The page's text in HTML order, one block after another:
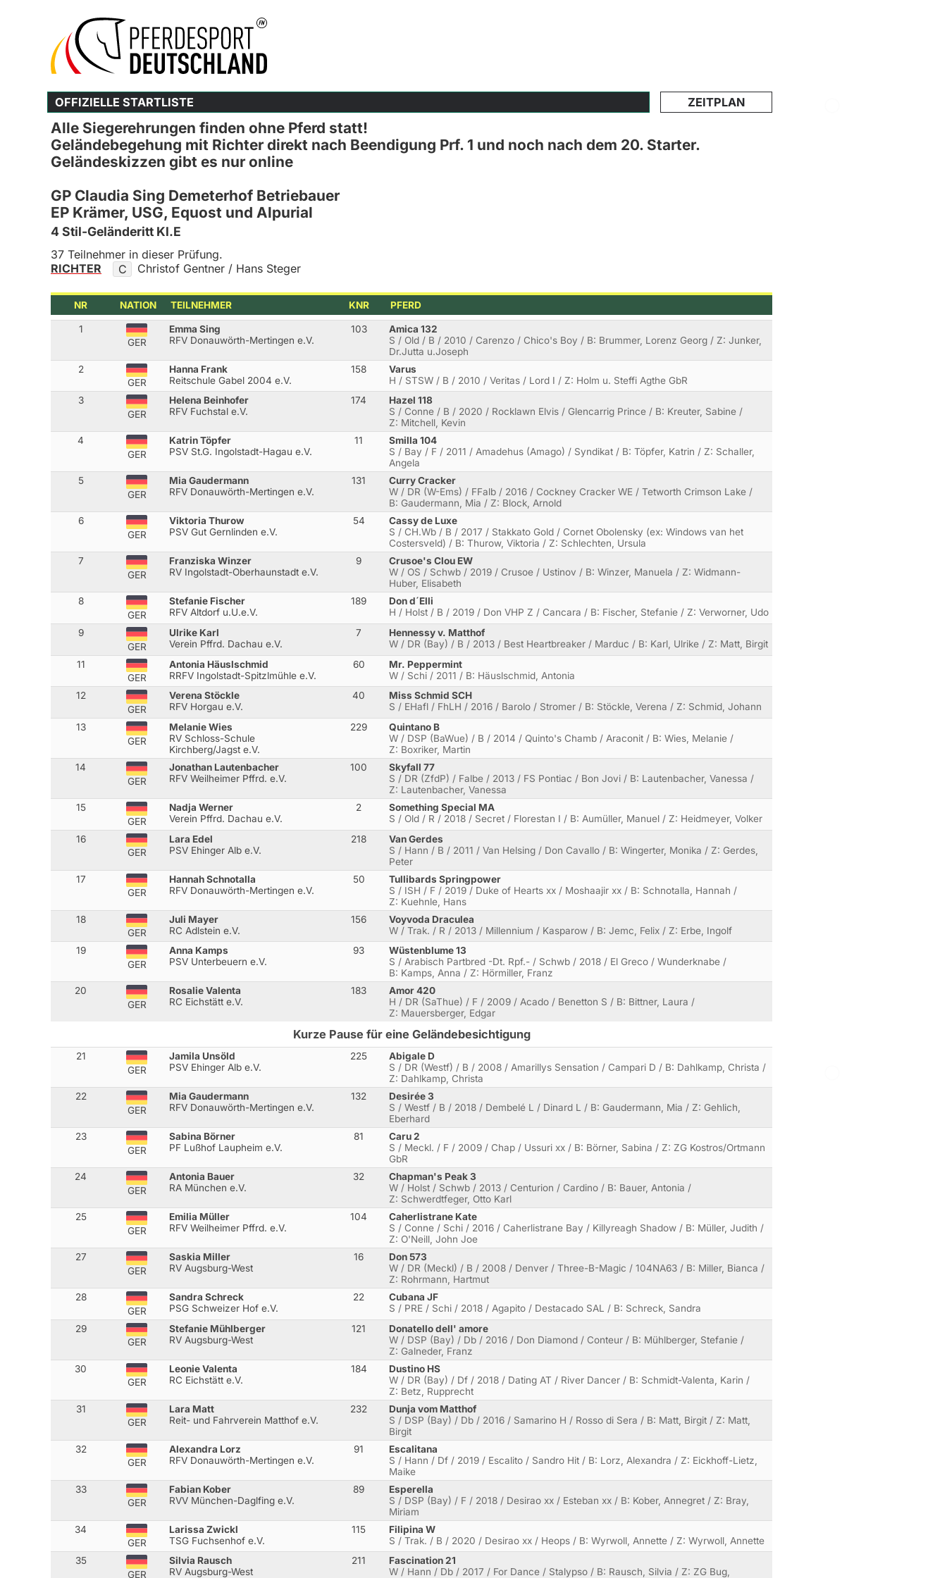
OFFIZIELLE STARTLISTE ZEITPLAN
Alle Siegerehrungen finden ohne Pferd statt!
Geländebegehung mit Richter direkt nach Beendigung Prf. 1 und noch nach dem 20. Starter.
Geländeskizzen gibt es nur online
GP Claudia Sing Demeterhof Betriebauer
EP Krämer, USG, Equost und Alpurial
4 Stil-Geländeritt Kl.E
37 Teilnehmer in dieser Prüfung.
RICHTER
C Christof Gentner / Hans Steger
NR NATION TEILNEHMER KNR PFERD
1
GER
Emma Sing
RFV Donauwörth-Mertingen e.V.
103
Amica 132
S / Old / B / 2010 / Carenzo / Chico's Boy / B: Brummer, Lorenz Georg / Z: Junker,
Dr.Jutta u.Joseph
2
GER
Hanna Frank
Reitschule Gabel 2004 e.V.
158
Varus
H / STSW / B / 2010 / Veritas / Lord I / Z: Holm u. Steffi Agthe GbR
3
GER
Helena Beinhofer
RFV Fuchstal e.V.
174
Hazel 118
S / Conne / B / 2020 / Rocklawn Elvis / Glencarrig Prince / B: Kreuter, Sabine /
Z: Mitchell, Kevin
4
GER
Katrin Töpfer
PSV St.G. Ingolstadt-Hagau e.V.
11
Smilla 104
S / Bay / F / 2011 / Amadehus (Amago) / Syndikat / B: Töpfer, Katrin / Z: Schaller,
Angela
5
GER
Mia Gaudermann
RFV Donauwörth-Mertingen e.V.
131
Curry Cracker
W / DR (W-Ems) / FFalb / 2016 / Cockney Cracker WE / Tetworth Crimson Lake /
B: Gaudermann, Mia / Z: Block, Arnold
6
GER
Viktoria Thurow
PSV Gut Gernlinden e.V.
54
Cassy de Luxe
S / CH.Wb / B / 2017 / Stakkato Gold / Cornet Obolensky (ex: Windows van het
Costersveld) / B: Thurow, Viktoria / Z: Schlechten, Ursula
7
GER
Franziska Winzer
RV Ingolstadt-Oberhaunstadt e.V.
9
Crusoe's Clou EW
W / OS / Schwb / 2019 / Crusoe / Ustinov / B: Winzer, Manuela / Z: Widmann-
Huber, Elisabeth
8
GER
Stefanie Fischer
RFV Altdorf u.U.e.V.
189
Don d´Elli
H / Holst / B / 2019 / Don VHP Z / Cancara / B: Fischer, Stefanie / Z: Verworner, Udo
9
GER
Ulrike Karl
Verein Pffrd. Dachau e.V.
7
Hennessy v. Matthof
W / DR (Bay) / B / 2013 / Best Heartbreaker / Marduc / B: Karl, Ulrike / Z: Matt, Birgit
11
GER
Antonia Häuslschmid
RRFV Ingolstadt-Spitzlmühle e.V.
60
Mr. Peppermint
W / Schi / 2011 / B: Häuslschmid, Antonia
12
GER
Verena Stöckle
RFV Horgau e.V.
40
Miss Schmid SCH
S / EHafl / FhLH / 2016 / Barolo / Stromer / B: Stöckle, Verena / Z: Schmid, Johann
13
GER
Melanie Wies
RV Schloss-Schule
Kirchberg/Jagst e.V.
229
Quintano B
W / DSP (BaWue) / B / 2014 / Quinto's Chamb / Araconit / B: Wies, Melanie /
Z: Boxriker, Martin
14
GER
Jonathan Lautenbacher
RFV Weilheimer Pffrd. e.V.
100
Skyfall 77
S / DR (ZfdP) / Falbe / 2013 / FS Pontiac / Bon Jovi / B: Lautenbacher, Vanessa /
Z: Lautenbacher, Vanessa
15
GER
Nadja Werner
Verein Pffrd. Dachau e.V.
2
Something Special MA
S / Old / R / 2018 / Secret / Florestan I / B: Aumüller, Manuel / Z: Heidmeyer, Volker
16
GER
Lara Edel
PSV Ehinger Alb e.V.
218
Van Gerdes
S / Hann / B / 2011 / Van Helsing / Don Cavallo / B: Wingerter, Monika / Z: Gerdes,
Peter
17
GER
Hannah Schnotalla
RFV Donauwörth-Mertingen e.V.
50
Tullibards Springpower
S / ISH / F / 2019 / Duke of Hearts xx / Moshaajir xx / B: Schnotalla, Hannah /
Z: Kuehnle, Hans
18
GER
Juli Mayer
RC Adlstein e.V.
156
Voyvoda Draculea
W / Trak. / R / 2013 / Millennium / Kasparow / B: Jemc, Felix / Z: Erbe, Ingolf
19
GER
Anna Kamps
PSV Unterbeuern e.V.
93
Wüstenblume 13
S / Arabisch Partbred -Dt. Rpf.- / Schwb / 2018 / El Greco / Wunderknabe /
B: Kamps, Anna / Z: Hörmiller, Franz
20
GER
Rosalie Valenta
RC Eichstätt e.V.
183
Amor 420
H / DR (SaThue) / F / 2009 / Acado / Benetton S / B: Bittner, Laura /
Z: Mauersberger, Edgar
Kurze Pause für eine Geländebesichtigung
21
GER
Jamila Unsöld
PSV Ehinger Alb e.V.
225
Abigale D
S / DR (Westf) / B / 2008 / Amarillys Sensation / Campari D / B: Dahlkamp, Christa /
Z: Dahlkamp, Christa
22
GER
Mia Gaudermann
RFV Donauwörth-Mertingen e.V.
132
Desirée 3
S / Westf / B / 2018 / Dembelé L / Dinard L / B: Gaudermann, Mia / Z: Gehlich,
Eberhard
23
GER
Sabina Börner
PF Lußhof Laupheim e.V.
81
Caru 2
S / Meckl. / F / 2009 / Chap / Ussuri xx / B: Börner, Sabina / Z: ZG Kostros/Ortmann
GbR
24
GER
Antonia Bauer
RA München e.V.
32
Chapman's Peak 3
W / Holst / Schwb / 2013 / Centurion / Cardino / B: Bauer, Antonia /
Z: Schwerdtfeger, Otto Karl
25
GER
Emilia Müller
RFV Weilheimer Pffrd. e.V.
104
Caherlistrane Kate
S / Conne / Schi / 2016 / Caherlistrane Bay / Killyreagh Shadow / B: Müller, Judith /
Z: O'Neill, John Joe
27
GER
Saskia Miller
RV Augsburg-West
16
Don 573
W / DR (Meckl) / B / 2008 / Denver / Three-B-Magic / 104NA63 / B: Miller, Bianca /
Z: Rohrmann, Hartmut
28
GER
Sandra Schreck
PSG Schweizer Hof e.V.
22
Cubana JF
S / PRE / Schi / 2018 / Agapito / Destacado SAL / B: Schreck, Sandra
29
GER
Stefanie Mühlberger
RV Augsburg-West
121
Donatello dell' amore
W / DSP (Bay) / Db / 2016 / Don Diamond / Conteur / B: Mühlberger, Stefanie /
Z: Galneder, Franz
30
GER
Leonie Valenta
RC Eichstätt e.V.
184
Dustino HS
W / DR (Bay) / Df / 2018 / Dating AT / River Dancer / B: Schmidt-Valenta, Karin /
Z: Betz, Rupprecht
31
GER
Lara Matt
Reit- und Fahrverein Matthof e.V.
232
Dunja vom Matthof
S / DSP (Bay) / Db / 2016 / Samarino H / Rosso di Sera / B: Matt, Birgit / Z: Matt,
Birgit
32
GER
Alexandra Lorz
RFV Donauwörth-Mertingen e.V.
91
Escalitana
S / Hann / Df / 2019 / Escalito / Sandro Hit / B: Lorz, Alexandra / Z: Eickhoff-Lietz,
Maike
33
GER
Fabian Kober
RVV München-Daglfing e.V.
89
Esperella
S / DSP (Bay) / F / 2018 / Desirao xx / Esteban xx / B: Kober, Annegret / Z: Bray,
Miriam
34
GER
Larissa Zwickl
TSG Fuchsenhof e.V.
115
Filipina W
S / Trak. / B / 2020 / Desirao xx / Heops / B: Wyrwoll, Annette / Z: Wyrwoll, Annette
35
GER
Silvia Rausch
RV Augsburg-West
211
Fascination 21
W / Hann / Db / 2017 / For Dance / Stalypso / B: Rausch, Silvia / Z: ZG Bug,